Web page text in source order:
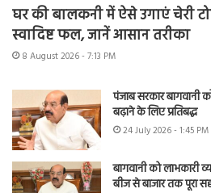
घर की बालकनी में ऐसे उगाएं चेरी
स्वादिष्ट फल, जानें आसान तरीका
8 August 2026 - 7:13 PM
पंजाब सरकार बागवानी
बढ़ाने के लिए प्रतिबद्ध
24 July 2026 - 1:45 PM
बागवानी को लाभकारी
बीज से बाजार तक पूरा